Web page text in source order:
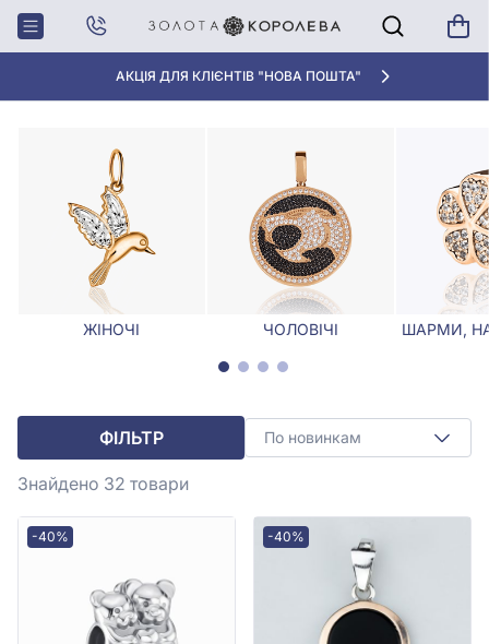
АКЦІЯ ДЛЯ КЛІЄНТІВ "НОВА ПОШТА"
Головна Кулони, Підвіски Позолочені кулони та підвіски
ПОЗОЛОЧЕНІ КУЛОНИ ТА ПІДВІСКИ
ЖІНОЧІ ЧОЛОВІЧІ ШАРМИ,
ФІЛЬТР По новинкам
Знайдено 32 товари
-40% -40%